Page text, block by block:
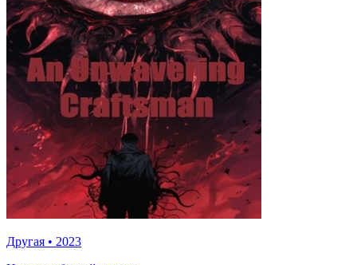
Другая • 2023